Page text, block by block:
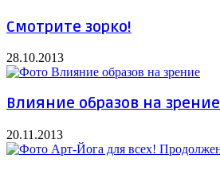
Смотрите зорко!
28.10.2013
Влияние образов на зрение
20.11.2013